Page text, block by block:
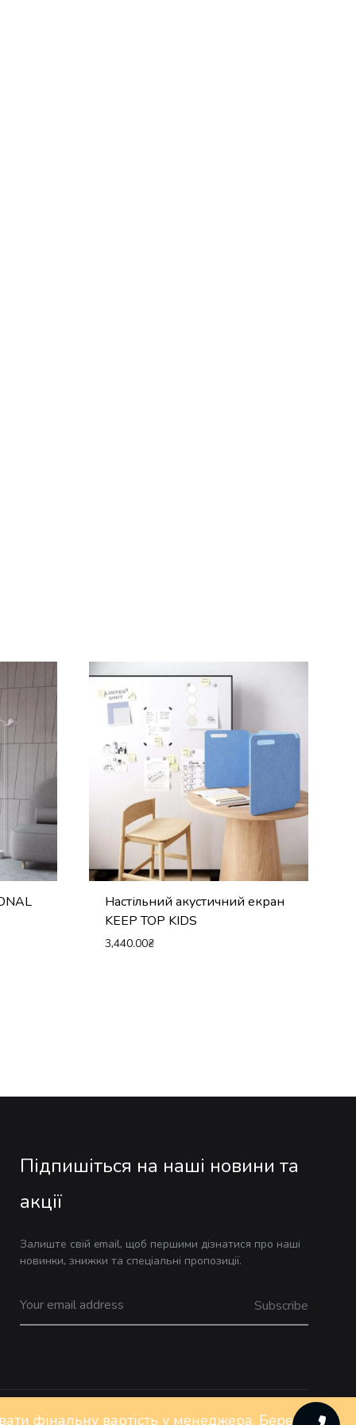
Настільний акустичний екран
KEEP TOP KIDS
3,440.00₴
Підпишіться на наші новини та
акції
Залиште свій email, щоб першими дізнатися про наші
новинки, знижки та спеціальні пропозиції.
фінальну вартість у менеджера. Бережіть